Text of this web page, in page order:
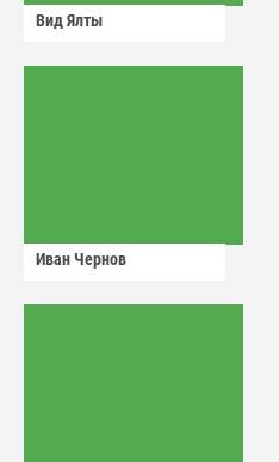
Вид Ялты
Иван Чернов